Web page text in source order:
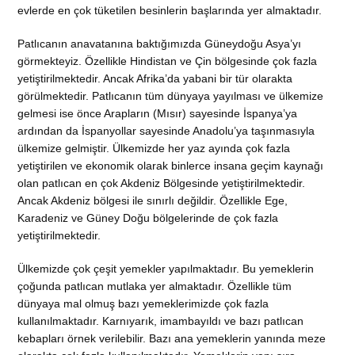
evlerde en çok tüketilen besinlerin başlarında yer almaktadır.
Patlıcanın anavatanına baktığımızda Güneydoğu Asya’yı
görmekteyiz. Özellikle Hindistan ve Çin bölgesinde çok fazla
yetiştirilmektedir. Ancak Afrika’da yabani bir tür olarakta
görülmektedir. Patlıcanın tüm dünyaya yayılması ve ülkemize
gelmesi ise önce Arapların (Mısır) sayesinde İspanya’ya
ardından da İspanyollar sayesinde Anadolu’ya taşınmasıyla
ülkemize gelmiştir. Ülkemizde her yaz ayında çok fazla
yetiştirilen ve ekonomik olarak binlerce insana geçim kaynağı
olan patlıcan en çok Akdeniz Bölgesinde yetiştirilmektedir.
Ancak Akdeniz bölgesi ile sınırlı değildir. Özellikle Ege,
Karadeniz ve Güney Doğu bölgelerinde de çok fazla
yetiştirilmektedir.
Ülkemizde çok çeşit yemekler yapılmaktadır. Bu yemeklerin
çoğunda patlıcan mutlaka yer almaktadır. Özellikle tüm
dünyaya mal olmuş bazı yemeklerimizde çok fazla
kullanılmaktadır. Karnıyarık, imambayıldı ve bazı patlıcan
kebapları örnek verilebilir. Bazı ana yemeklerin yanında meze